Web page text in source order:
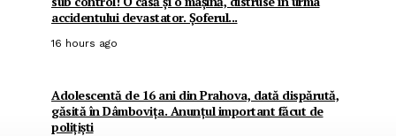
accidentului devastator. Șoferul...
16 hours ago
Adolescentă de 16 ani din Prahova, dată dispărută,
găsită în Dâmbovița. Anunțul important făcut de
polițiști